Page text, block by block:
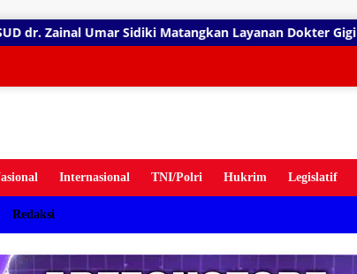
Matangkan Layanan Dokter Gigi Spesialis, Kredensial
Internasional TNI/Polri Hukrim Legislatif
Redaksi